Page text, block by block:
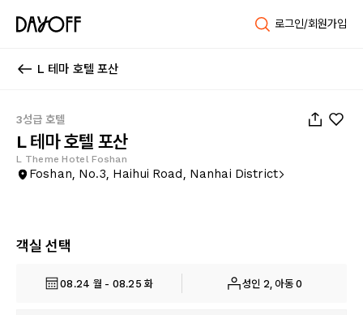
로그인/회원가입
L 테마 호텔 포산
3성급 호텔
L 테마 호텔 포산
L Theme Hotel Foshan
Foshan, No.3, Haihui Road, Nanhai District
객실 선택
08.24 월 - 08.25 화 성인 2, 아동 0